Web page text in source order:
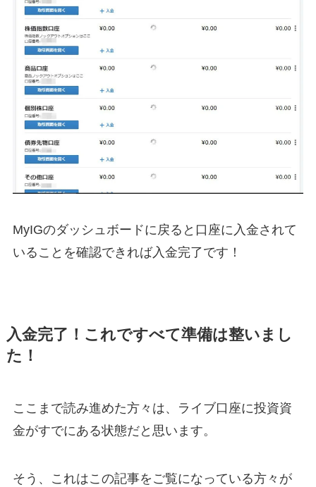
MyIGのダッシュボードに戻ると口座に入金されて
いることを確認できれば入金完了です！
入金完了！これですべて準備は整いまし
た！
ここまで読み進めた方々は、ライブ口座に投資資
金がすでにある状態だと思います。
そう、これはこの記事をご覧になっている方々が